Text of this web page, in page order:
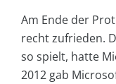
Am Ende der
recht zufrieden.
so spielt, hatte
2012 gab